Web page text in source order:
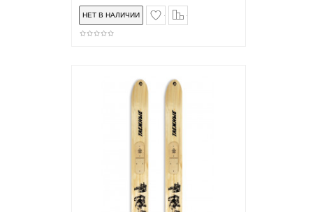
в закладки